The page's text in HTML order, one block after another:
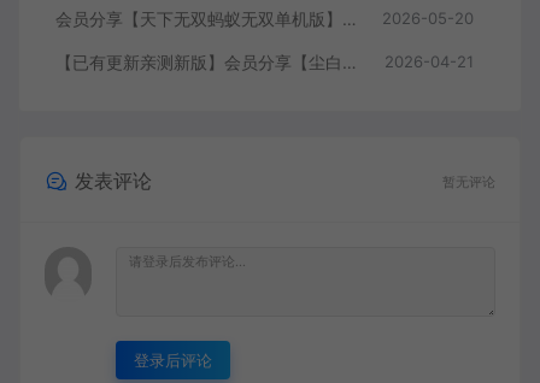
会员分享【天下无双蚂蚁无双单机版】最新整理单机版本 带GM命令后台 武侠怀旧网游 免虚拟机一键端 配套视频教学 2026-05-20
【已有更新亲测新版】会员分享【尘白单机版】二次元射击类网游单机版一键端 2026-04-21
发表评论 暂无评论
登录后评论